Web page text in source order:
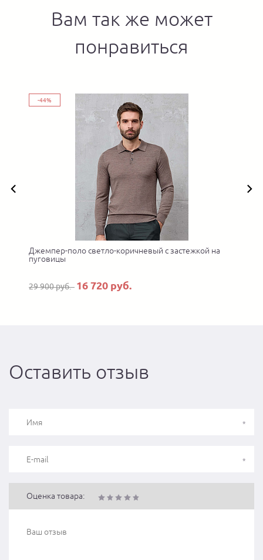
Вам так же может
понравиться
-44%
Джемпер-поло светло-коричневый с застежкой на
пуговицы
29 900 руб. 16 720 руб.
Оставить отзыв
Оценка товара: